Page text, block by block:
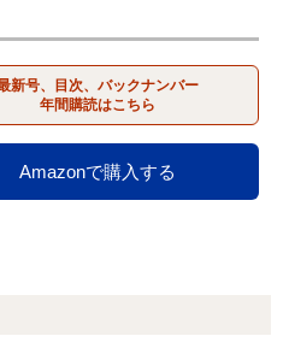
新号、目次、バックナンバー
年間購読はこちら
Amazonで購入する